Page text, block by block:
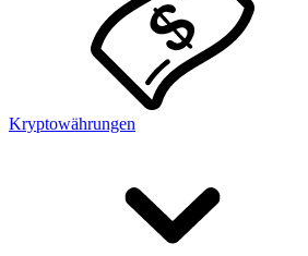
Kryptowährungen